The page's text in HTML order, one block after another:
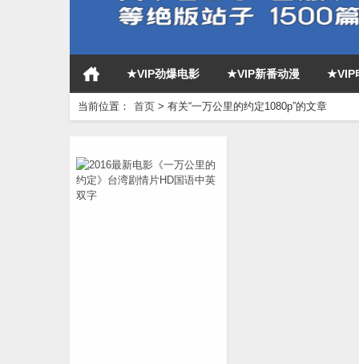
★VIP劲爆电影 ★VIP新番动漫 ★VIP
当前位置： 首页 > 有关“一万公里的约定1080p”的文章